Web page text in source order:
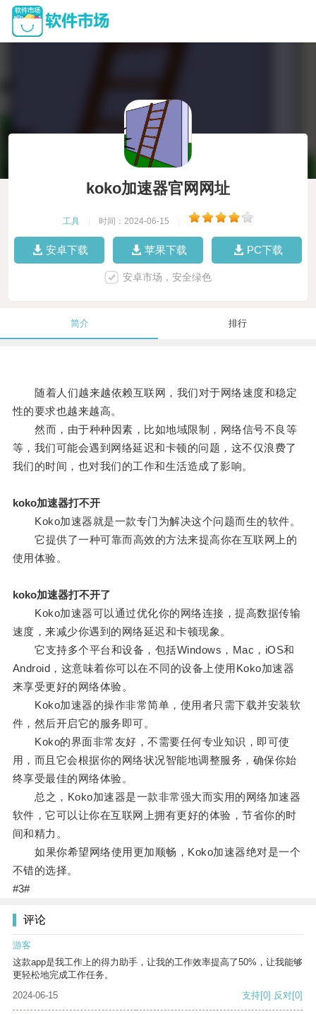
koko加速器官网网址
工具 时间：2024-06-15
安卓下载 苹果下载 PC下载
安卓市场，安全绿色
简介 排行
随着人们越来越依赖互联网，我们对于网络速度和稳定
性的要求也越来越高。
然而，由于种种因素，比如地域限制，网络信号不良等
等，我们可能会遇到网络延迟和卡顿的问题，这不仅浪费了
我们的时间，也对我们的工作和生活造成了影响。
koko加速器打不开
Koko加速器就是一款专门为解决这个问题而生的软件。
它提供了一种可靠而高效的方法来提高你在互联网上的
使用体验。
koko加速器打不开了
Koko加速器可以通过优化你的网络连接，提高数据传输
速度，来减少你遇到的网络延迟和卡顿现象。
它支持多个平台和设备，包括Windows，Mac，iOS和
Android，这意味着你可以在不同的设备上使用Koko加速器
来享受更好的网络体验。
Koko加速器的操作非常简单，使用者只需下载并安装软
件，然后开启它的服务即可。
Koko的界面非常友好，不需要任何专业知识，即可使
用，而且它会根据你的网络状况智能地调整服务，确保你始
终享受最佳的网络体验。
总之，Koko加速器是一款非常强大而实用的网络加速器
软件，它可以让你在互联网上拥有更好的体验，节省你的时
间和精力。
如果你希望网络使用更加顺畅，Koko加速器绝对是一个
不错的选择。
#3#
评论
游客
这款app是我工作上的得力助手，让我的工作效率提高了50%，让我能够
更轻松地完成工作任务。
2024-06-15
支持[0] 反对[0]